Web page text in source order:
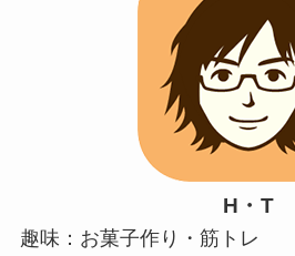
H・T
趣味：お菓子作り・筋トレ